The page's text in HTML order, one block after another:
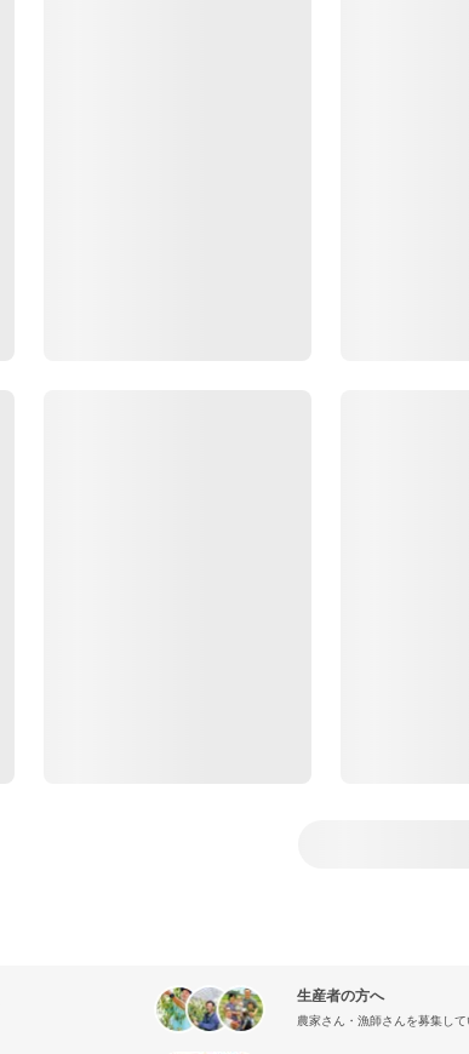
生産者の方へ
農家さん・漁師さんを募集して